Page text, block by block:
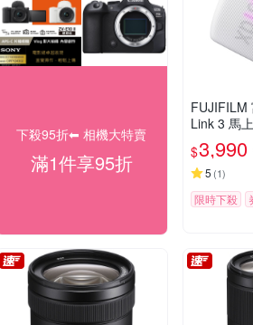
下殺95折⬅︎ 相機大特賣
滿1件享95折
FUJIFILM
Link 3 馬
印相機 公
$3,990
5 (1)
限時下殺